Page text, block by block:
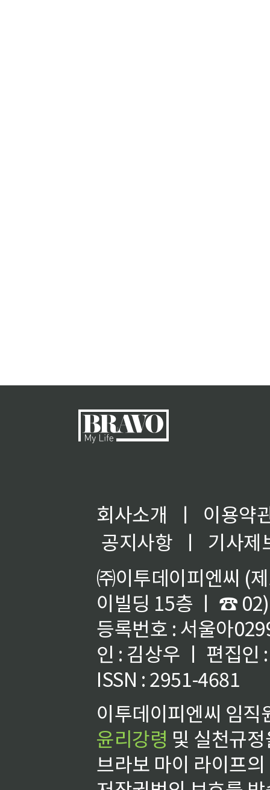
회사소개 ㅣ
이용약
공지사항
ㅣ
기사제
㈜이투데이피엔씨 (
이빌딩 15층 ㅣ ☎
등록번호 : 서울아
인 : 김상우 ㅣ 편집인
ISSN : 2951-4681
이투데이피엔씨 임
윤리강령 및 실천규
브라보 마이 라이프